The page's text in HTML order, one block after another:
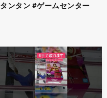
タンタン #ゲームセンター